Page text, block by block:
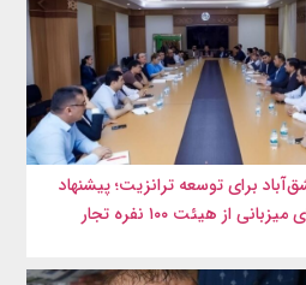
برای توسعه ترانزیت؛ پیشنهاد
افغانستان برای میزبانی از هیئت ۱۰۰ نفره تجار